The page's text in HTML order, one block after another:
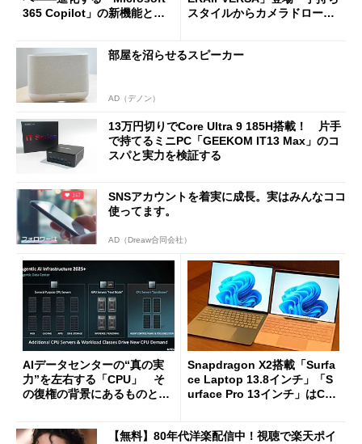
365 Copilot」の新機能とエ
スタイルからカメラドローン
部屋を沼らせるスピーカー
AD（デノン）
13万円切りでCore Ultra 9 185H搭載！ 片手
で持てるミニPC「GEEKOM IT13 Max」のコ
スパと実力を検証する
SNSアカウントを着実に成長。実はみんなココ
使ってます。
AD（Dreaw合同会社）
AIデータセンターの“真の実
力”を左右する「CPU」 そ
の復権の背景にあるものと
Snapdragon X2搭載「Surfa
ce Laptop 13.8インチ」「S
urface Pro 13インチ」はCop
た
【無料】80年代洋楽配信中！視聴で楽天ポイ